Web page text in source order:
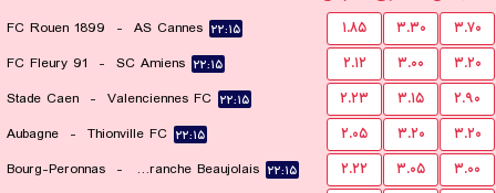
FC Rouen 1899 - AS Cannes ۲۲:۱۵ ۱.۸۵ ۳.۳۰
۳.۷۰
FC Fleury 91 - SC Amiens ۲۲:۱۵ ۲.۱۲ ۳.۰۰
۳.۲۰
Stade Caen - Valenciennes FC ۲۲:۱۵ ۲.۲۳ ۳.۱۵
۲.۹۰
Aubagne - Thionville FC ۲۲:۱۵ ۲.۰۵ ۳.۲۰
۳.۲۰
Bourg-Peronnas - FC Villefranche Beaujolais ۲۲:۱۵ ۲.۲۲ ۳.۰۵
۳.۰۰